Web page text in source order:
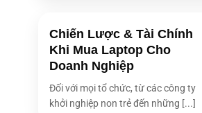
Chiến Lược & Tài Chính
Khi Mua Laptop Cho
Doanh Nghiệp
Đối với mọi tổ chức, từ các công ty
khởi nghiệp non trẻ đến những [...]